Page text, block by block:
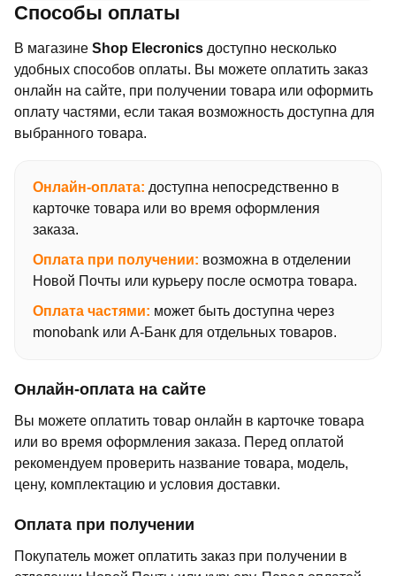
Способы оплаты
В магазине Shop Elecronics доступно несколько
удобных способов оплаты. Вы можете оплатить заказ
онлайн на сайте, при получении товара или оформить
оплату частями, если такая возможность доступна для
выбранного товара.
Онлайн-оплата: доступна непосредственно в
карточке товара или во время оформления
заказа.
Оплата при получении: возможна в отделении
Новой Почты или курьеру после осмотра товара.
Оплата частями: может быть доступна через
monobank или А-Банк для отдельных товаров.
Онлайн-оплата на сайте
Вы можете оплатить товар онлайн в карточке товара
или во время оформления заказа. Перед оплатой
рекомендуем проверить название товара, модель,
цену, комплектацию и условия доставки.
Оплата при получении
Покупатель может оплатить заказ при получении в